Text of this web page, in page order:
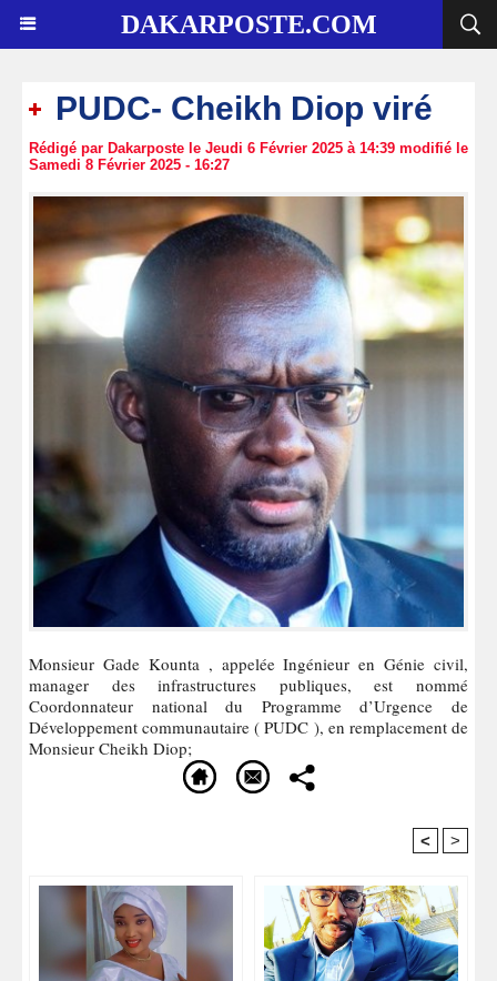
DAKARPOSTE.COM
PUDC- Cheikh Diop viré
Rédigé par Dakarposte le Jeudi 6 Février 2025 à 14:39 modifié le
Samedi 8 Février 2025 - 16:27
Monsieur Gade Kounta , appelée Ingénieur en Génie civil,
manager des infrastructures publiques, est nommé
Coordonnateur national du Programme d’Urgence de
Développement communautaire ( PUDC ), en remplacement de
Monsieur Cheikh Diop;
< >